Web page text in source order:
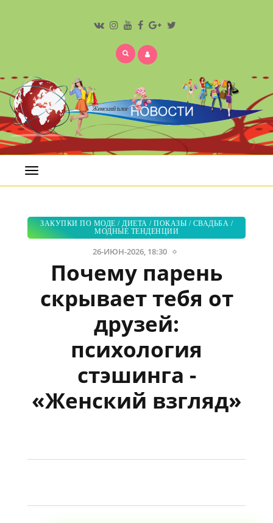
Открыть
меню
ЗАКУПКИ ПО МОДЕ / ДИЕТА / ПОКАЗЫ / СВАДЬБА /
МОДНЫЕ ТЕНДЕНЦИИ
26-ИЮН-2026, 18:30
Почему парень
скрывает тебя от
друзей:
психология
стэшинга -
«Женский взгляд»